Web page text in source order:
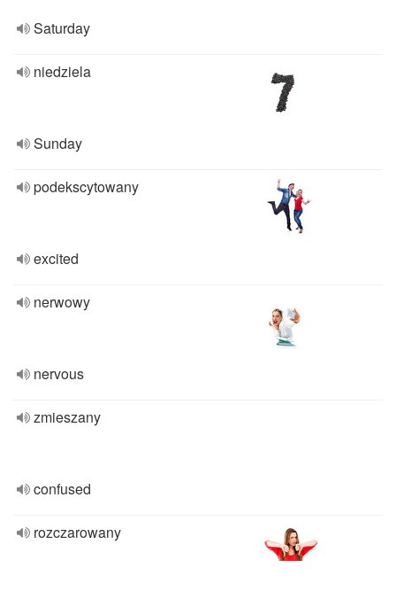
Saturday
niedziela
Sunday
podekscytowany
excited
nerwowy
nervous
zmieszany
confused
rozczarowany